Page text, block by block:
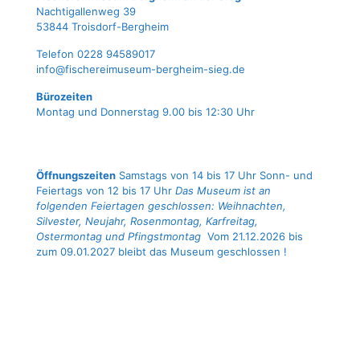
Nach­ti­gal­len­weg 39
53844 Troisdorf-Bergheim
Tele­fon 0228 94589017
info@fischereimuseum-bergheim-sieg.de
Büro­zei­ten
Mon­tag und Don­ners­tag 9.00 bis 12:30 Uhr
Öffnungszeiten Samstags von 14 bis 17 Uhr Sonn- und
Feiertags von 12 bis 17 Uhr Das Museum ist an
folgenden Feiertagen geschlossen: Weihnachten,
Silvester, Neujahr, Rosenmontag, Karfreitag,
Ostermontag und Pfingstmontag Vom 21.12.2026 bis
zum 09.01.2027 bleibt das Museum geschlossen !